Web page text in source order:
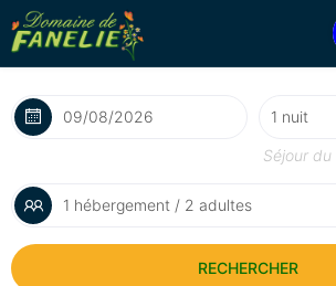
Séjour du
1 hébergement / 2 adultes